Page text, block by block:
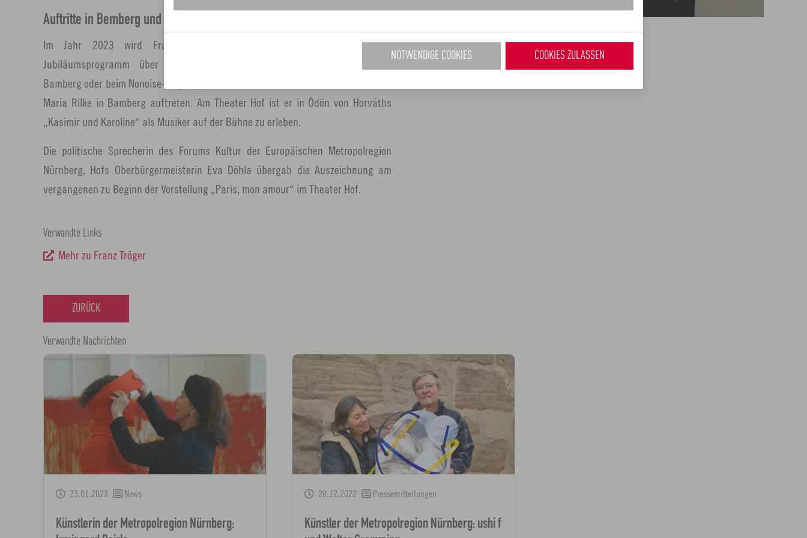
Auftritte in Bemberg und Hof
Im Jahr 2023 wird Franz Tröger mit einem musikalisch-literarischen
Jubiläumsprogramm über künstlerische Sehnsuchtsorte beim Kunstverein
Bamberg oder beim Nonoise-Projekt „Nachricht aus Stille“ nach Texten von Rainer
Maria Rilke in Bamberg auftreten. Am Theater Hof ist er in Ödön von Horváths
„Kasimir und Karoline“ als Musiker auf der Bühne zu erleben.
Die politische Sprecherin des Forums Kultur der Europäischen Metropolregion
Nürnberg, Hofs Oberbürgermeisterin Eva Döhla übergab die Auszeichnung am
vergangenen zu Beginn der Vorstellung „Paris, mon amour“ im Theater Hof.
Foto: Jörg Lipskoch
Verwandte Links
Mehr zu Franz Tröger
ZURÜCK
Verwandte Nachrichten
23.01.2023 News
Künstlerin der Metropolregion Nürnberg:
20.12.2022 Pressemitteilungen
Künstler der Metropolregion Nürnberg: ushi f
NOTWENDIGE COOKIES COOKIES ZULASSEN